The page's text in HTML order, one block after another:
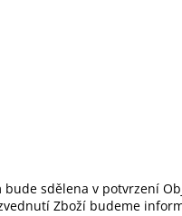
sdělena v potvrzení
Zboží budeme